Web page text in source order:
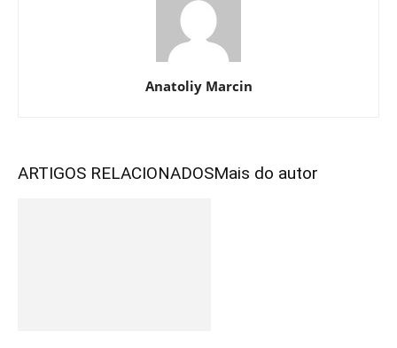
Anatoliy Marcin
ARTIGOS RELACIONADOSMais do autor